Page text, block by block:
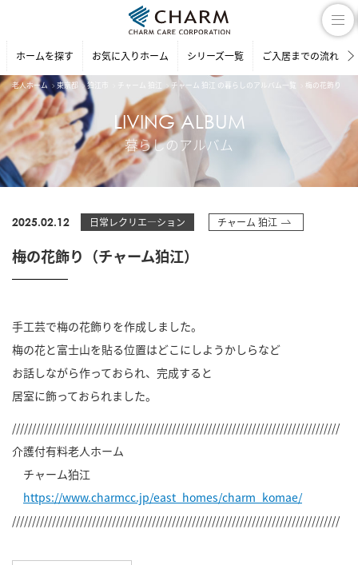
ホームを探す お気に入りホーム シリーズ一覧 ご入居までの流れ
老人ホーム 東京都 狛江市 チャーム 狛江 チャーム 狛江 の暮らしのアルバム一覧 梅の花飾り（
LIVING ALBUM
暮らしのアルバム
2025.02.12 日常レクリエ―ション チャーム 狛江
梅の花飾り（チャーム狛江）
手工芸で梅の花飾りを作成しました。
梅の花と富士山を貼る位置はどこにしようかしらなど
お話しながら作っておられ、完成すると
居室に飾っておられました。
//////////////////////////////////////////////////////////////////////////////////
介護付有料老人ホーム
チャーム狛江
https://www.charmcc.jp/east_homes/charm_komae/
//////////////////////////////////////////////////////////////////////////////////